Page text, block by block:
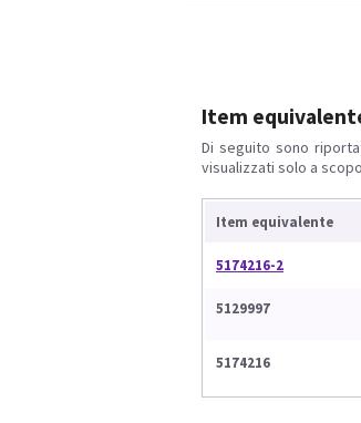
Item
Di seguito sono
visualizzati solo a
Item equivalente
5174216-2
5129997
5174216